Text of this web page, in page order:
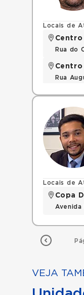
Locais de
Centro
Rua do
Centro
Rua
Locais de
Copa
VEJA